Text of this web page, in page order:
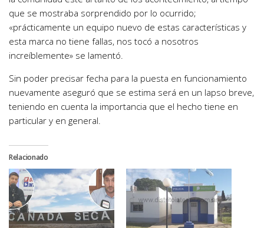
que se mostraba sorprendido por lo ocurrido;
«prácticamente un equipo nuevo de estas características y
esta marca no tiene fallas, nos tocó a nosotros
increíblemente» se lamentó.
Sin poder precisar fecha para la puesta en funcionamiento
nuevamente aseguró que se estima será en un lapso breve,
teniendo en cuenta la importancia que el hecho tiene en
particular y en general.
Relacionado